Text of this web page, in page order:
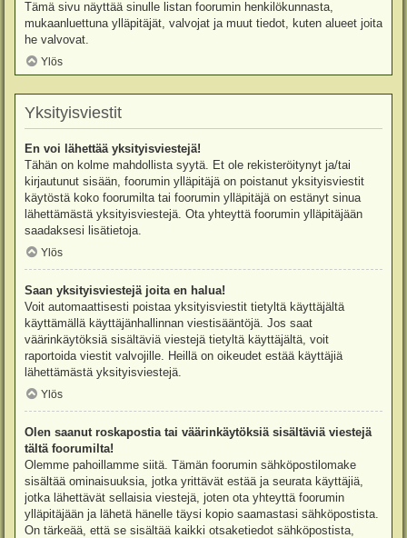
Tämä sivu näyttää sinulle listan foorumin henkilökunnasta,
mukaanluettuna ylläpitäjät, valvojat ja muut tiedot, kuten alueet joita
he valvovat.
Ylös
Yksityisviestit
En voi lähettää yksityisviestejä!
Tähän on kolme mahdollista syytä. Et ole rekisteröitynyt ja/tai
kirjautunut sisään, foorumin ylläpitäjä on poistanut yksityisviestit
käytöstä koko foorumilta tai foorumin ylläpitäjä on estänyt sinua
lähettämästä yksityisviestejä. Ota yhteyttä foorumin ylläpitäjään
saadaksesi lisätietoja.
Ylös
Saan yksityisviestejä joita en halua!
Voit automaattisesti poistaa yksityisviestit tietyltä käyttäjältä
käyttämällä käyttäjänhallinnan viestisääntöjä. Jos saat
väärinkäytöksiä sisältäviä viestejä tietyltä käyttäjältä, voit
raportoida viestit valvojille. Heillä on oikeudet estää käyttäjiä
lähettämästä yksityisviestejä.
Ylös
Olen saanut roskapostia tai väärinkäytöksiä sisältäviä viestejä
tältä foorumilta!
Olemme pahoillamme siitä. Tämän foorumin sähköpostilomake
sisältää ominaisuuksia, jotka yrittävät estää ja seurata käyttäjiä,
jotka lähettävät sellaisia viestejä, joten ota yhteyttä foorumin
ylläpitäjään ja lähetä hänelle täysi kopio saamastasi sähköpostista.
On tärkeää, että se sisältää kaikki otsaketiedot sähköpostista,